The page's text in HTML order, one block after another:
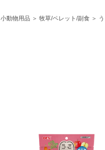
小動物用品 ＞ 牧草/ペレット/副食 ＞